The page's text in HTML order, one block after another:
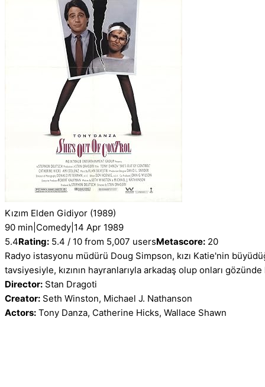
Kızım Elden Gidiyor (1989)
90 min Comedy 14 Apr 1989
5.4Rating: 5.4 / 10 from 5,007 usersMetascore: 20
Radyo istasyonu müdürü Doug Simpson, kızı Katie'nin
tavsiyesiyle, kızının hayranlarıyla arkadaş olup onları
Director: Stan Dragoti
Creator: Seth Winston, Michael J. Nathanson
Actors: Tony Danza, Catherine Hicks, Wallace Shawn